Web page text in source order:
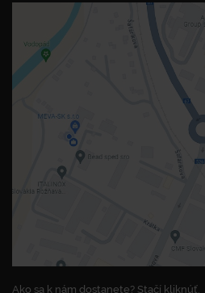
Ako sa k nám dostanete? Stačí kliknúť.